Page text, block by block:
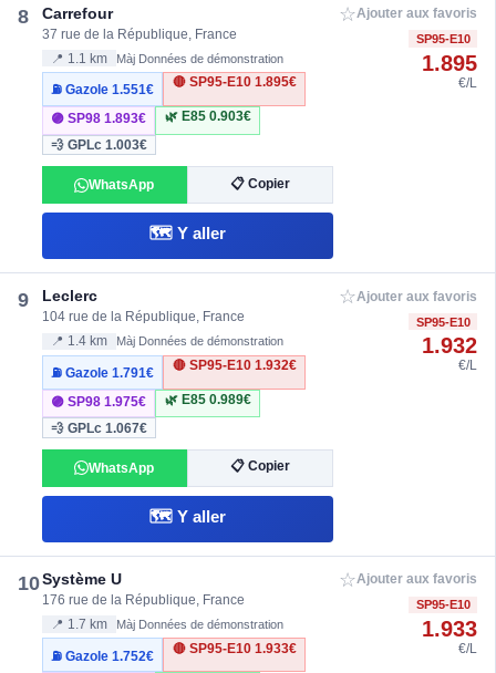
8 Carrefour
37 rue de la République, France
📍 1.1 km Màj Données de démonstration
⛽ Gazole1.551€
🔴 SP95-E10 1.895€
🟣 SP981.893€ 🌿 E85 0.903€
💨 GPLc1.003€
WhatsApp 📋 Copier
🗺️ Y aller
☆Ajouter aux favoris
SP95-E10
1.895
€/L
9 Leclerc
104 rue de la République, France
📍 1.4 km Màj Données de démonstration
⛽ Gazole1.791€
🔴 SP95-E10 1.932€
🟣 SP981.975€ 🌿 E85 0.989€
💨 GPLc1.067€
WhatsApp 📋 Copier
🗺️ Y aller
☆Ajouter aux favoris
SP95-E10
1.932
€/L
10Système U
176 rue de la République, France
📍 1.7 km Màj Données de démonstration
⛽ Gazole1.752€
🔴 SP95-E10 1.933€
☆Ajouter aux favoris
SP95-E10
1.933
€/L